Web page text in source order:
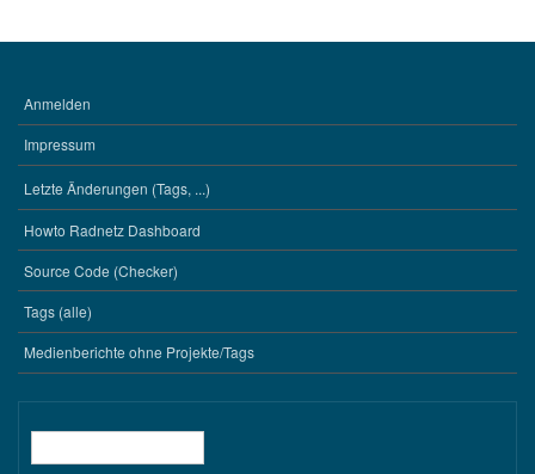
BENUTZERMENÜ
Anmelden
Impressum
WERKZEUGE
Letzte Änderungen (Tags, ...)
Howto Radnetz Dashboard
Source Code (Checker)
Tags (alle)
Medienberichte ohne Projekte/Tags
Suche